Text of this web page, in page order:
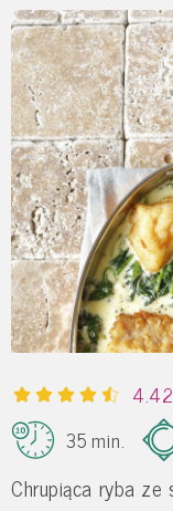
4.42
35 min.
Chrupiąca ryba